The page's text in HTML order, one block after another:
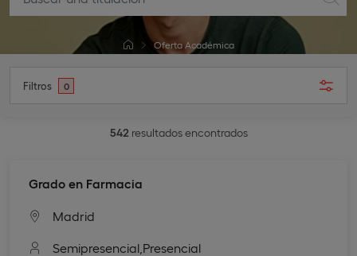
Oferta Académica
Filtros 0
542 resultados encontrados
Grado en Farmacia
Madrid
Semipresencial, Presencial